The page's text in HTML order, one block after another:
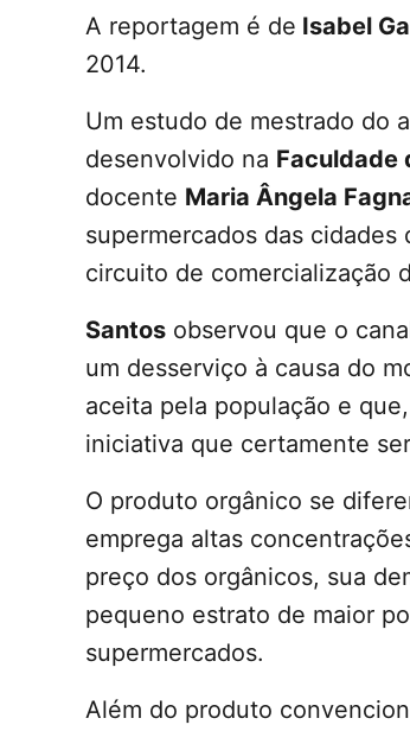
A reportagem é de Isabel
2014.
Um estudo de mestrado do
desenvolvido na Faculdade
docente Maria Ângela
supermercados das cidades
circuito de comercialização
Santos observou que o
um desserviço à causa do
aceita pela população e
iniciativa que certamente
O produto orgânico se
emprega altas
preço dos orgânicos, sua
pequeno estrato de maior
supermercados.
Além do produto